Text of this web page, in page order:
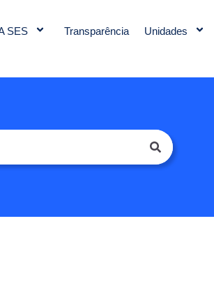
SES Transparência Unidades